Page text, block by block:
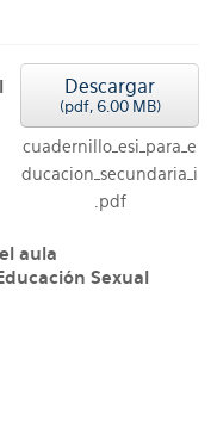
Descargar
(pdf, 6.00 MB)
cuadernillo_esi_para_e
ducacion_secundaria_i
.pdf
aula
Sexual